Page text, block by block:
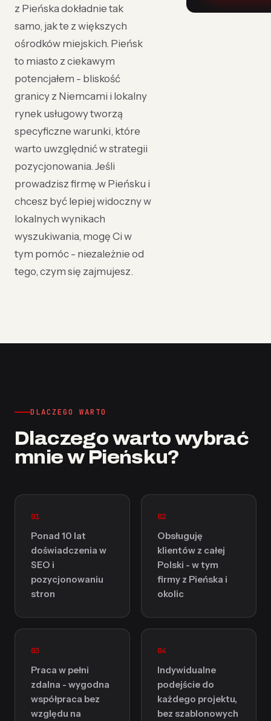
z Pieńska dokładnie tak
samo, jak te z większych
ośrodków miejskich. Pieńsk
to miasto z ciekawym
potencjałem - bliskość
granicy z Niemcami i lokalny
rynek usługowy tworzą
specyficzne warunki, które
warto uwzględnić w strategii
pozycjonowania. Jeśli
prowadzisz firmę w Pieńsku i
chcesz być lepiej widoczny w
lokalnych wynikach
wyszukiwania, mogę Ci w
tym pomóc - niezależnie od
tego, czym się zajmujesz.
DLACZEGO WARTO
Dlaczego warto wybrać
mnie w Pieńsku?
01
Ponad 10 lat
doświadczenia w
SEO i
pozycjonowaniu
stron
02
Obsługuję
klientów z całej
Polski - w tym
firmy z Pieńska i
okolic
03
Praca w pełni
zdalna - wygodna
współpraca bez
względu na
04
Indywidualne
podejście do
każdego projektu,
bez szablonowych